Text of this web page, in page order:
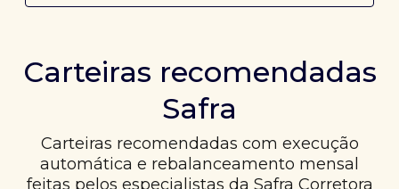
Carteiras recomendadas
Safra
Carteiras recomendadas com execução
automática e rebalanceamento mensal
feitas pelos especialistas da Safra Corretora